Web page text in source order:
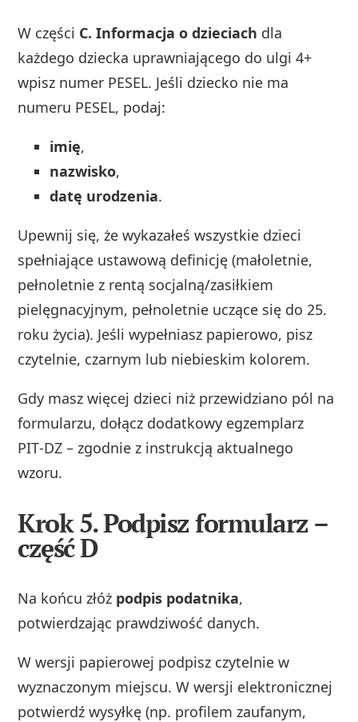
W części C. Informacja o dzieciach dla
każdego dziecka uprawniającego do ulgi 4+
wpisz numer PESEL. Jeśli dziecko nie ma
numeru PESEL, podaj:
imię,
nazwisko,
datę urodzenia.
Upewnij się, że wykazałeś wszystkie dzieci
spełniające ustawową definicję (małoletnie,
pełnoletnie z rentą socjalną/zasiłkiem
pielęgnacyjnym, pełnoletnie uczące się do 25.
roku życia). Jeśli wypełniasz papierowo, pisz
czytelnie, czarnym lub niebieskim kolorem.
Gdy masz więcej dzieci niż przewidziano pól na
formularzu, dołącz dodatkowy egzemplarz
PIT‑DZ – zgodnie z instrukcją aktualnego
wzoru.
Krok 5. Podpisz formularz –
część D
Na końcu złóż podpis podatnika,
potwierdzając prawdziwość danych.
W wersji papierowej podpisz czytelnie w
wyznaczonym miejscu. W wersji elektronicznej
potwierdź wysyłkę (np. profilem zaufanym,